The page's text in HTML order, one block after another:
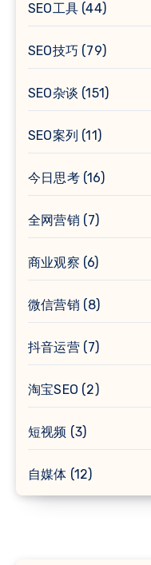
SEO工具 (44)
SEO技巧 (79)
SEO杂谈 (151)
SEO案列 (11)
今日思考(16)
全网营销 (7)
商业观察 (6)
微信营销 (8)
抖音运营(7)
淘宝SEO (2)
短视频 (3)
自媒体 (12)